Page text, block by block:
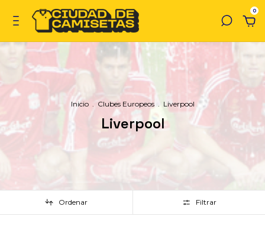
0
Inicio . Clubes Europeos . Liverpool
Liverpool
Ordenar Filtrar